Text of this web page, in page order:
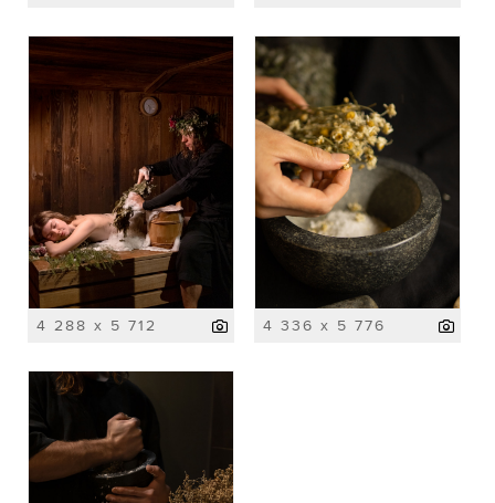
4 288 x 5 712 4 336 x 5 776